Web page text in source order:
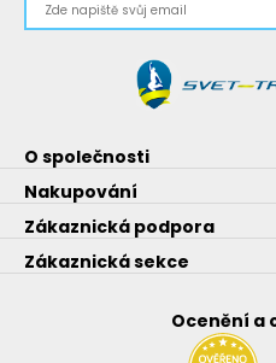
O společnosti
Nakupování
Zákaznická podpora
Zákaznická sekce
Ocenění